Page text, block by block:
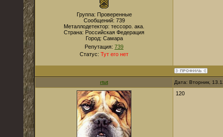
Группа: Проверенные
Сообщений: 739
Металлодетектор: тессоро. ака.
Страна: Российская Федерация
Город: Самара
Репутация: 739
Статус: Тут его нет
rtut Дата: Вторник,
120